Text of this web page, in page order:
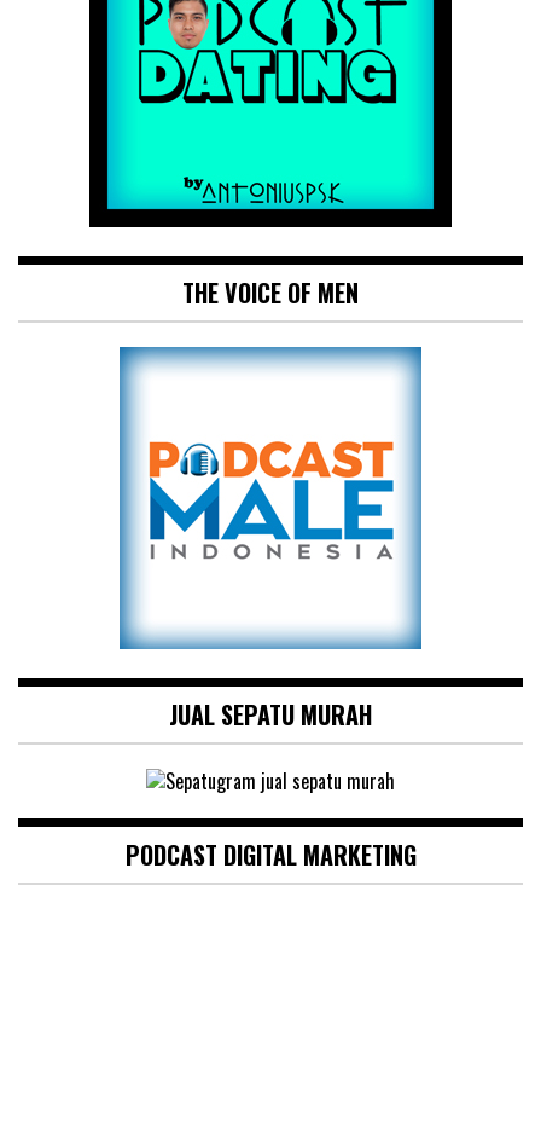
THE VOICE OF MEN
JUAL SEPATU MURAH
PODCAST DIGITAL MARKETING